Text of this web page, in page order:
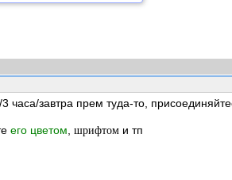
часа/завтра прем туда-то,
его цветом шрифтом и тп